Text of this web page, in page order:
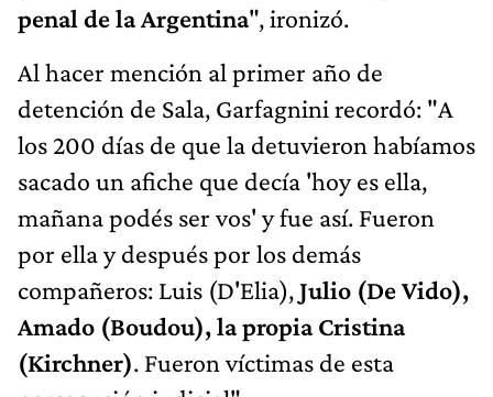
penal de la Argentina", ironizó.
Al hacer mención al primer año de
detención de Sala, Garfagnini recordó: "A
los 200 días de que la detuvieron habíamos
sacado un afiche que decía 'hoy es ella,
mañana podés ser vos' y fue así. Fueron
por ella y después por los demás
compañeros: Luis (D'Elia),Julio (De Vido),
Amado (Boudou), la propia Cristina
(Kirchner). Fueron víctimas de esta